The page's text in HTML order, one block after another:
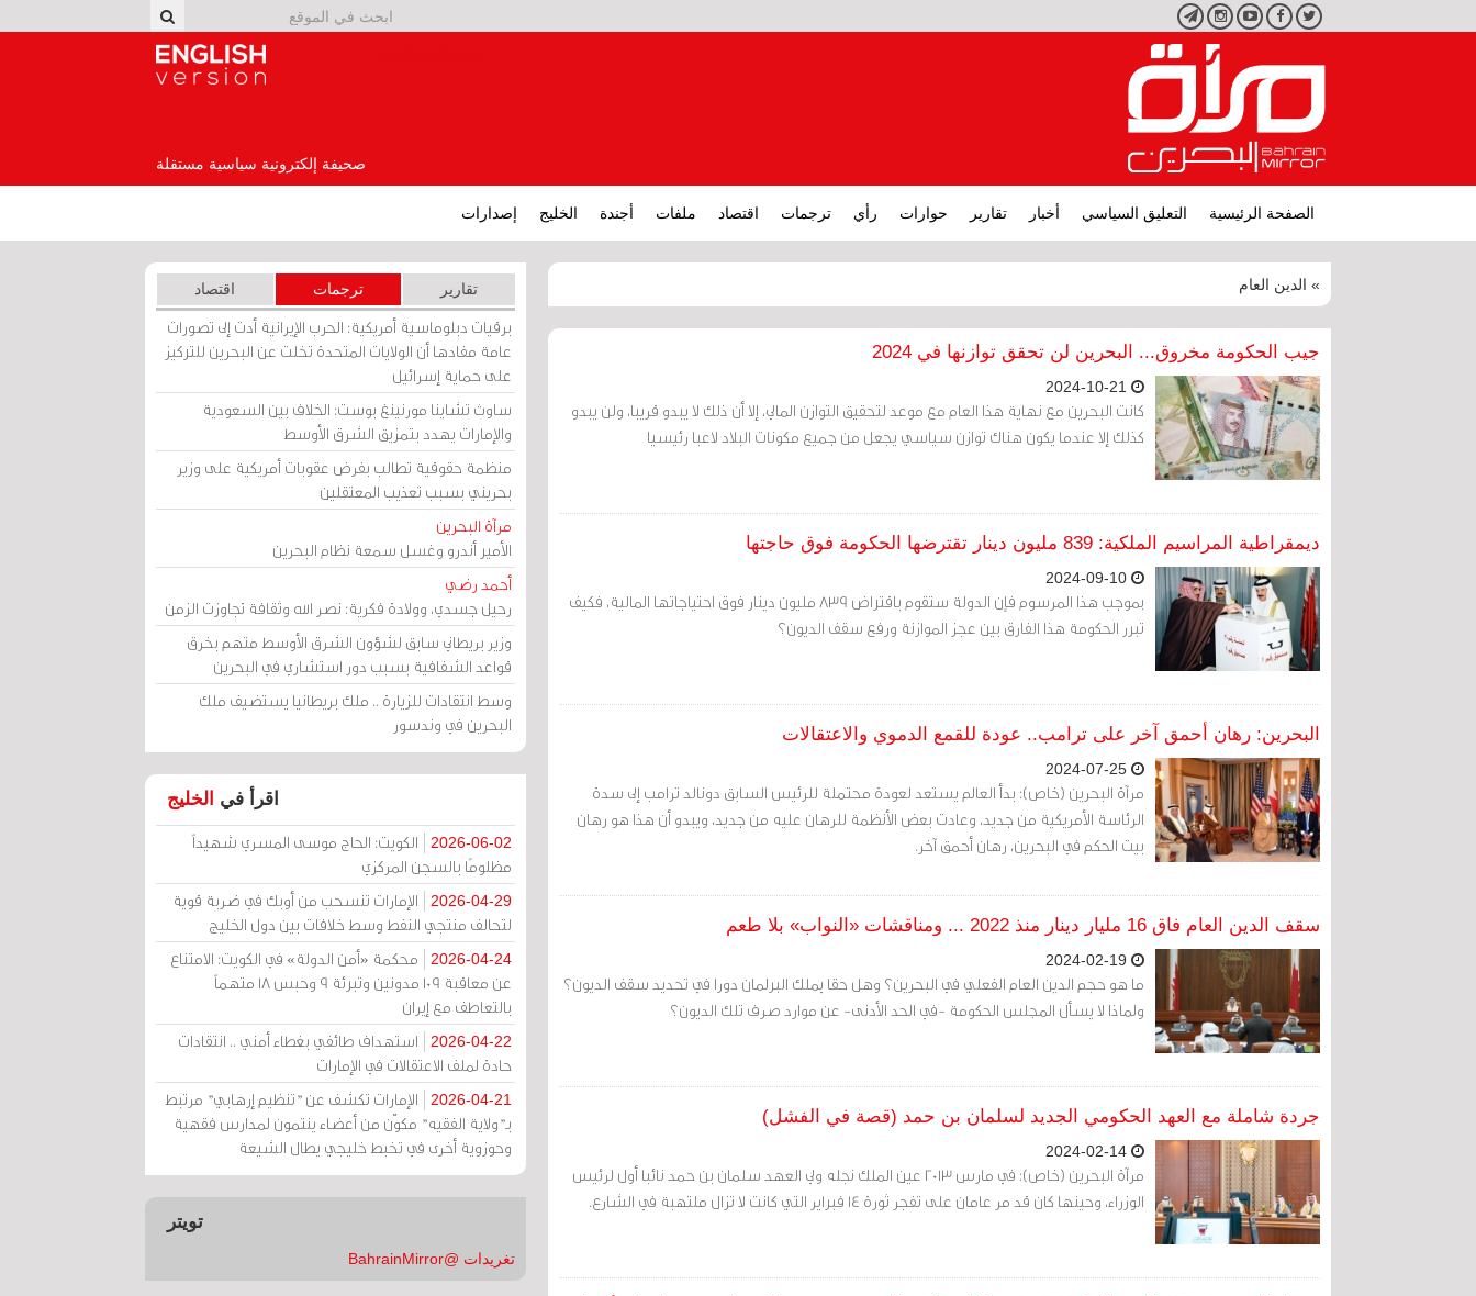
تويتر فيسبوكيوتيوبانستجرامتليجرام
صحيفة إلكترونية سياسية مستقلة
الصفحة الرئيسية التعليق السياسي أخبار تقارير حوارات رأي ترجمات اقتصاد ملفات أجندة الخليج إصدارات
» الدين العام
جيب الحكومة مخروق... البحرين لن تحقق توازنها في 2024
كانت البحرين مع نهاية هذا العام مع موعد لتحقيق التوازن المالي، إلا أن ذلك لا يبدو قريبا، ولن يبدو
كذلك إلا عندما يكون هناك توازن سياسي يجعل من جميع مكونات البلاد لاعبا رئيسيا
ديمقراطية المراسيم الملكية: 839 مليون دينار تقترضها الحكومة فوق حاجتها
بموجب هذا المرسوم فإن الدولة ستقوم باقتراض 839 مليون دينار فوق احتياجاتها المالية، فكيف
تبرر الحكومة هذا الفارق بين عجز الموازنة ورفع سقف الديون؟
البحرين: رهان أحمق آخر على ترامب.. عودة للقمع الدموي والاعتقالات
مرآة البحرين (خاص): بدأ العالم يستعد لعودة محتملة للرئيس السابق دونالد ترامب إلى سدة
الرئاسة الأمريكية من جديد، وعادت بعض الأنظمة للرهان عليه من جديد، ويبدو أن هذا هو رهان
بيت الحكم في البحرين، رهان أحمق آخر.
سقف الدين العام فاق 16 مليار دينار منذ 2022 ... ومناقشات «النواب» بلا طعم
ما هو حجم الدين العام الفعلي في البحرين؟ وهل حقا يملك البرلمان دورا في تحديد سقف الديون؟
ولماذا لا يسأل المجلس الحكومة -في الحد الأدنى- عن موارد صرف تلك الديون؟
جردة شاملة مع العهد الحكومي الجديد لسلمان بن حمد (قصة في الفشل)
مرآة البحرين (خاص): في مارس 2013 عين الملك نجله ولي العهد سلمان بن حمد نائبا أول لرئيس
الوزراء، وحينها كان قد مر عامان على تفجر ثورة 14 فبراير التي كانت لا تزال ملتهبة في الشارع.
تقارير ترجمات اقتصاد
برقيات دبلوماسية أمريكية: الحرب الإيرانية أدت إلى تصورات
عامة مفادها أن الولايات المتحدة تخلت عن البحرين للتركيز
على حماية إسرائيل
ساوث تشاينا مورنينغ بوست: الخلاف بين السعودية
والإمارات يهدد بتمزيق الشرق الأوسط
منظمة حقوقية تطالب بفرض عقوبات أمريكية على وزير
بحريني بسبب تعذيب المعتقلين
مرآة البحرين
الأمير أندرو وغسل سمعة نظام البحرين
أحمد رضي
رحيل جسدي، وولادة فكرية: نصر الله وثقافة تجاوزت الزمن
وزير بريطاني سابق لشؤون الشرق الأوسط متهم بخرق
قواعد الشفافية بسبب دور استشاري في البحرين
وسط انتقادات للزيارة .. ملك بريطانيا يستضيف ملك
البحرين في وندسور
اقرأ في الخليج
2026-06-02
الكويت: الحاج موسى المسري شهيداً
مظلومًا بالسجن المركزي
2026-04-29
الإمارات تنسحب من أوبك في ضربة قوية
لتحالف منتجي النفط وسط خلافات بين دول الخليج
2026-04-24
محكمة «أمن الدولة» في الكويت: الامتناع
عن معاقبة 109 مدونين وتبرئة 9 وحبس 18 متهماً
بالتعاطف مع إيران
2026-04-22
استهداف طائفي بغطاء أمني .. انتقادات
حادة لملف الاعتقالات في الإمارات
2026-04-21
الإمارات تكشف عن "تنظيم إرهابي" مرتبط
بـ"ولاية الفقيه" مكوّن من أعضاء ينتمون لمدارس فقهية
وحوزوية أخرى في تخبط خليجي يطال الشيعة
تويتر
تغريدات @BahrainMirror